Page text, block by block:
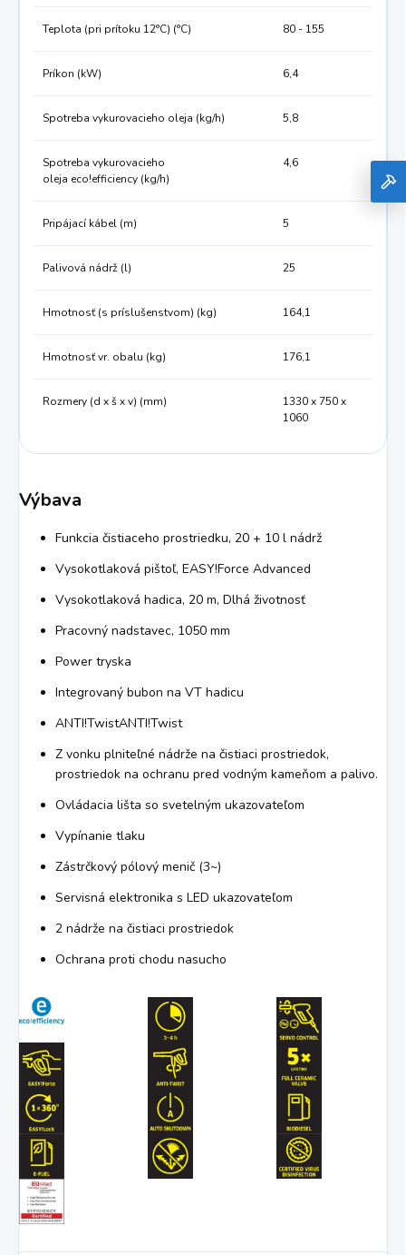
Teplota (pri prítoku 12°C) (°C) 80 - 155
Príkon (kW) 6,4
Spotreba vykurovacieho oleja (kg/h) 5,8
Spotreba vykurovacieho
oleja eco!efficiency (kg/h)
4,6
Pripájací kábel (m) 5
Palivová nádrž (l) 25
Hmotnosť (s príslušenstvom) (kg) 164,1
Hmotnosť vr. obalu (kg) 176,1
Rozmery (d x š x v) (mm)
1330 x 750 x
1060
Výbava
Funkcia čistiaceho prostriedku, 20 + 10 l nádrž
Vysokotlaková pištoľ, EASY!Force Advanced
Vysokotlaková hadica, 20 m, Dlhá životnosť
Pracovný nadstavec, 1050 mm
Power tryska
Integrovaný bubon na VT hadicu
ANTI!TwistANTI!Twist
Z vonku plniteľné nádrže na čistiaci prostriedok,
prostriedok na ochranu pred vodným kameňom a palivo.
Ovládacia lišta so svetelným ukazovateľom
Vypínanie tlaku
Zástrčkový pólový menič (3~)
Servisná elektronika s LED ukazovateľom
2 nádrže na čistiaci prostriedok
Ochrana proti chodu nasucho